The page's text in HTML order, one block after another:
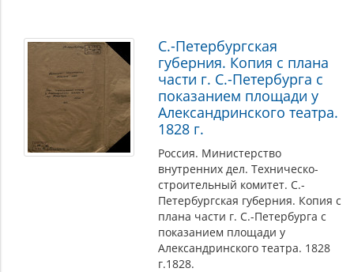
С.-Петербургская
губерния. Копия с плана
части г. С.-Петербурга с
показанием площади у
Александринского театра.
1828 г.
Россия. Министерство
внутренних дел. Техническо-
строительный комитет. С.-
Петербургская губерния. Копия с
плана части г. С.-Петербурга с
показанием площади у
Александринского театра. 1828
г.1828.